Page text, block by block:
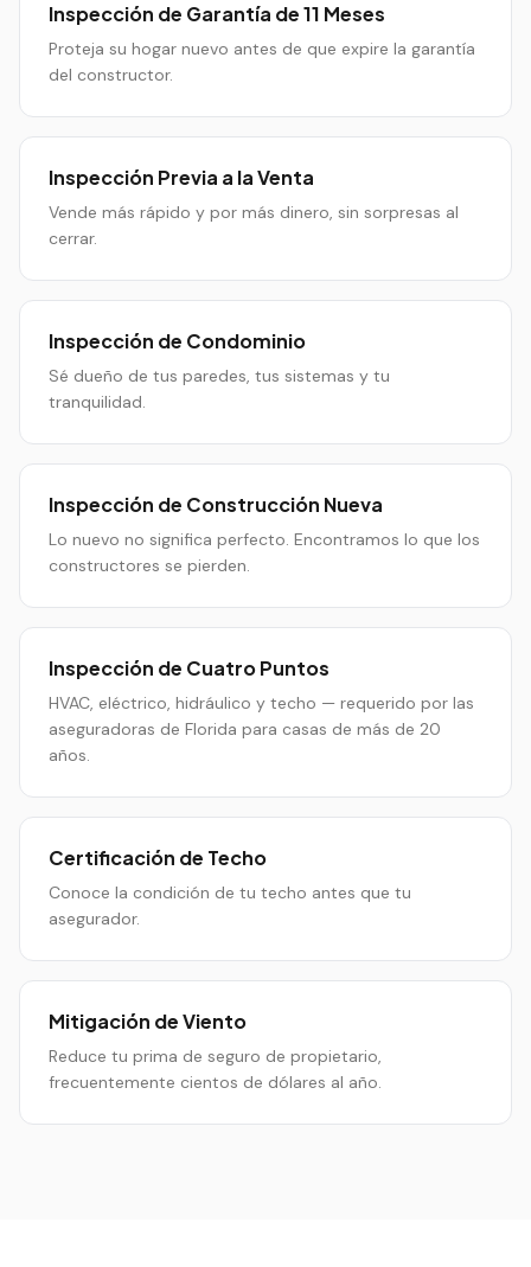
Inspección de Garantía de 11 Meses
Proteja su hogar nuevo antes de que expire la garantía
del constructor.
Inspección Previa a la Venta
Vende más rápido y por más dinero, sin sorpresas al
cerrar.
Inspección de Condominio
Sé dueño de tus paredes, tus sistemas y tu
tranquilidad.
Inspección de Construcción Nueva
Lo nuevo no significa perfecto. Encontramos lo que los
constructores se pierden.
Inspección de Cuatro Puntos
HVAC, eléctrico, hidráulico y techo — requerido por las
aseguradoras de Florida para casas de más de 20
años.
Certificación de Techo
Conoce la condición de tu techo antes que tu
asegurador.
Mitigación de Viento
Reduce tu prima de seguro de propietario,
frecuentemente cientos de dólares al año.